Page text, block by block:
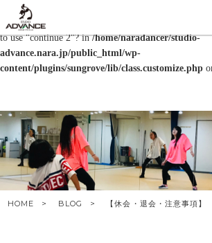
Warning: "continue" targeting switch is equivalent
to use "continue 2"? in/home/naradancer/studio-
advance.nara.jp/public_html/wp-
content/plugins/sungrove/lib/class.customize.php
HOME BLOG 【休会・退会・注意事項】